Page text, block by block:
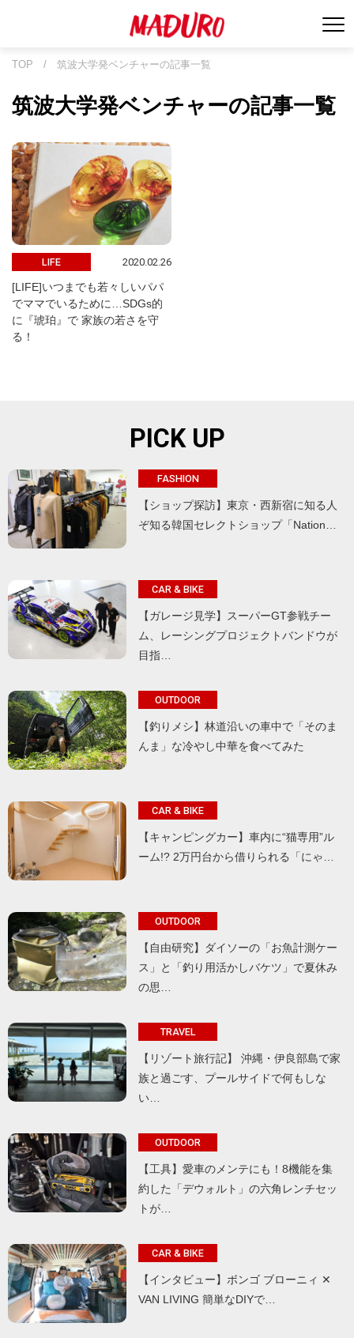
TOP / 筑波大学発ベンチャーの記事一覧
筑波大学発ベンチャーの記事一覧
LIFE 2020.02.26
[LIFE]いつまでも若々しいパパ
でママでいるために…SDGs的
に『琥珀』で 家族の若さを守
る！
PICK UP
FASHION
【ショップ探訪】東京・西新宿に知る人
ぞ知る韓国セレクトショップ「Nation…
CAR & BIKE
【ガレージ見学】スーパーGT参戦チー
ム、レーシングプロジェクトバンドウが
目指…
OUTDOOR
【釣りメシ】林道沿いの車中で「そのま
んま」な冷やし中華を食べてみた
CAR & BIKE
【キャンピングカー】車内に“猫専用”ル
ーム!? 2万円台から借りられる「にゃ…
OUTDOOR
【自由研究】ダイソーの「お魚計測ケー
ス」と「釣り用活かしバケツ」で夏休み
の思…
TRAVEL
【リゾート旅行記】 沖縄・伊良部島で家
族と過ごす、プールサイドで何もしな
い…
OUTDOOR
【工具】愛車のメンテにも！8機能を集
約した「デウォルト」の六角レンチセッ
トが…
CAR & BIKE
【インタビュー】ボンゴ ブローニィ ✕
VAN LIVING 簡単なDIYで…